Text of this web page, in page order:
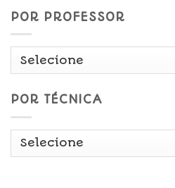
POR PROFESSOR
POR TÉCNICA